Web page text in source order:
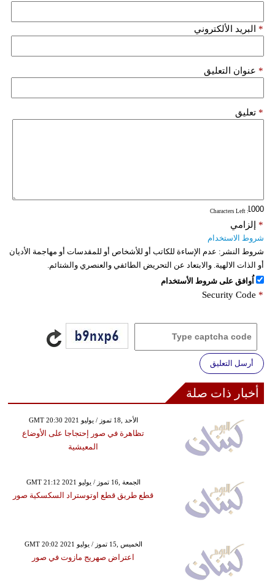
البريد الألكتروني *
عنوان التعليق *
تعليق *
: Characters Left
إلزامي *
شروط الاستخدام
شروط النشر: عدم الإساءة للكاتب أو للأشخاص أو للمقدسات أو مهاجمة الأديان
أو الذات الالهية. والابتعاد عن التحريض الطائفي والعنصري والشتائم.
اُوافق على شروط الأستخدام
Security Code *
أرسل التعليق
أخبار ذات صلة
GMT 20:30 2021 الأحد ,18 تموز / يوليو
تظاهرة في صور إحتجاجا على الأوضاع
المعيشية
GMT 21:12 2021 الجمعة ,16 تموز / يوليو
قطع طريق قطع اوتوستراد السكسكية صور
GMT 20:02 2021 الخميس ,15 تموز / يوليو
اعتراض صهريج مازوت في صور